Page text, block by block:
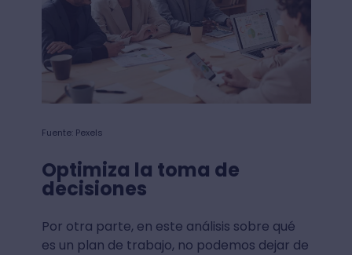
Fuente: Pexels
Optimiza la toma de
decisiones
Por otra parte, en este análisis sobre qué
es un plan de trabajo, no podemos dejar de